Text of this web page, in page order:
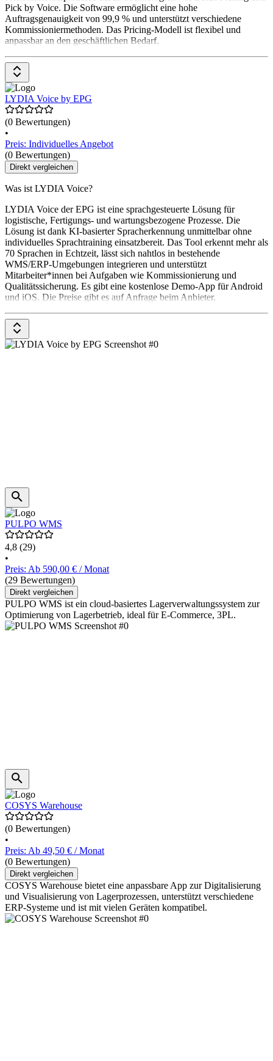
Pick by Voice. Die Software ermöglicht eine hohe
Auftragsgenauigkeit von 99,9 % und unterstützt verschiedene
Kommissioniermethoden. Das Pricing-Modell ist flexibel und
anpassbar an den geschäftlichen Bedarf.
LYDIA Voice by EPG
(0 Bewertungen)
•
Preis: Individuelles Angebot
(0 Bewertungen)
Direkt vergleichen
Was ist LYDIA Voice?
LYDIA Voice der EPG ist eine sprachgesteuerte Lösung für
logistische, Fertigungs- und wartungsbezogene Prozesse. Die
Lösung ist dank KI-basierter Spracherkennung unmittelbar ohne
individuelles Sprachtraining einsatzbereit. Das Tool erkennt mehr als
70 Sprachen in Echtzeit, lässt sich nahtlos in bestehende
WMS/ERP-Umgebungen integrieren und unterstützt
Mitarbeiter*innen bei Aufgaben wie Kommissionierung und
Qualitätssicherung. Es gibt eine kostenlose Demo-App für Android
und iOS. Die Preise gibt es auf Anfrage beim Anbieter.
PULPO WMS
4,8 (29)
•
Preis: Ab 590,00 € / Monat
(29 Bewertungen)
Direkt vergleichen
PULPO WMS ist ein cloud-basiertes Lagerverwaltungssystem zur
Optimierung von Lagerbetrieb, ideal für E-Commerce, 3PL.
COSYS Warehouse
(0 Bewertungen)
•
Preis: Ab 49,50 € / Monat
(0 Bewertungen)
Direkt vergleichen
COSYS Warehouse bietet eine anpassbare App zur Digitalisierung
und Visualisierung von Lagerprozessen, unterstützt verschiedene
ERP-Systeme und ist mit vielen Geräten kompatibel.